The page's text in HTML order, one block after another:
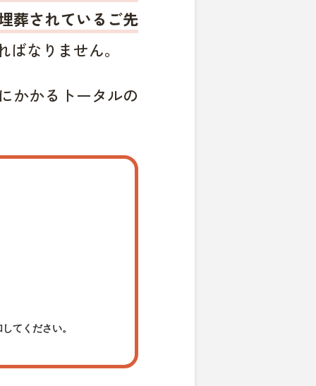
葬されているご先
ばなりません。
かかるトータルの
てください。